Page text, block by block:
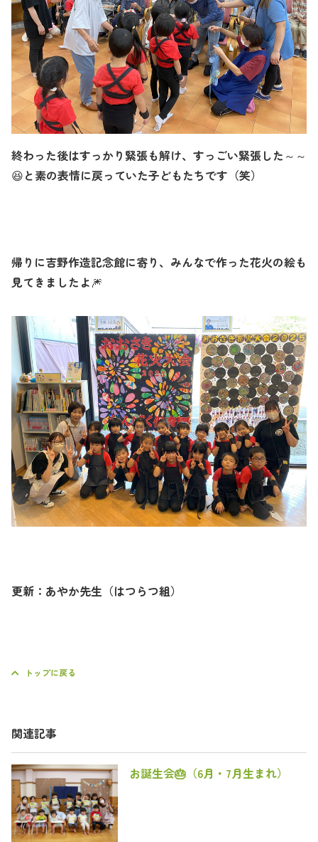
終わった後はすっかり緊張も解け、すっごい緊張した～～
😆 と素の表情に戻っていた子どもたちです（笑）
帰りに吉野作造記念館に寄り、みんなで作った花火の絵も
見てきましたよ 🎆
更新：あやか先生（はつらつ組）
トップに戻る
関連記事
お誕生会🎂（6月・7月生まれ）